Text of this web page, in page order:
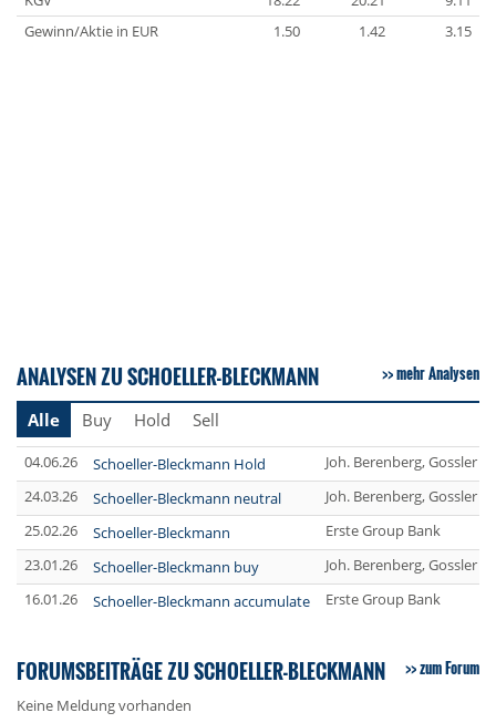
Gewinn/Aktie in EUR
1.50 1.42 3.15
ANALYSEN ZU SCHOELLER-BLECKMANN mehr Analysen
Alle Buy Hold Sell
04.06.26 Schoeller-Bleckmann Hold
Joh. Berenberg, Gossler
24.03.26
Schoeller-Bleckmann neutral
Joh. Berenberg, Gossler
25.02.26
Schoeller-Bleckmann
Erste Group Bank
23.01.26
Schoeller-Bleckmann buy
Joh. Berenberg, Gossler
16.01.26
Schoeller-Bleckmann accumulate Erste Group Bank
FORUMSBEITRÄGE ZU SCHOELLER-BLECKMANN zum Forum
Keine Meldung vorhanden